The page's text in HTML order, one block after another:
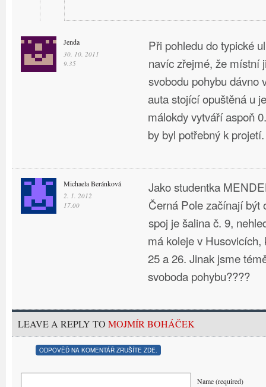
Jenda
30. 10. 2011
9.35
Při pohledu do typické
navíc zřejmé, že místní
svobodu pohybu dávno
auta stojící opuštěná u
málokdy vytváří aspoň
by byl potřebný k projetí.
Michaela Beránková
2. 1. 2012
17.00
Jako studentka
Černá Pole začínají být
spoj je šalina č. 9,
má koleje v Husovicích,
25 a 26. Jinak jsme
svoboda pohybu????
LEAVE A REPLY TO MOJMÍR BOHÁČEK
ODPOVĚĎ NA KOMENTÁŘ ZRUŠÍTE ZDE.
Name (required)